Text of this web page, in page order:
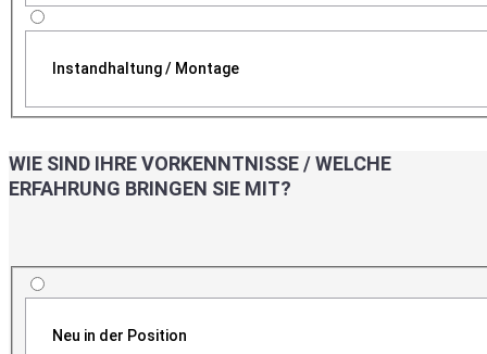
Instandhaltung / Montage
WIE SIND IHRE VORKENNTNISSE / WELCHE
ERFAHRUNG BRINGEN SIE MIT?
Neu in der Position